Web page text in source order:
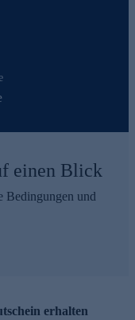
einen Blick
Bedingungen und
erhalten